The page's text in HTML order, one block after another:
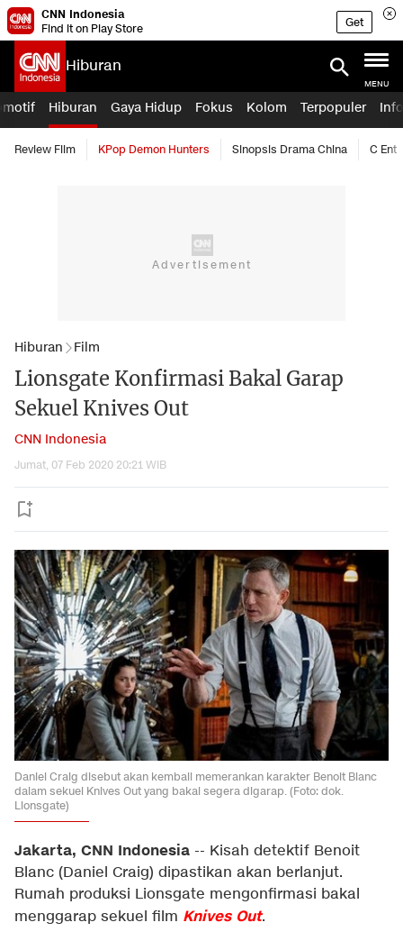
CNN Indonesia
Find it on Play Store
Get
Hiburan
MENU
Hiburan Gaya Hidup Fokus Kolom Terpopuler
Review Film KPop Demon Hunters Sinopsis Drama China C Ent
Hiburan Film
Lionsgate Konfirmasi Bakal Garap
Sekuel Knives Out
CNN Indonesia
Jumat, 07 Feb 2020 20:21 WIB
Daniel Craig disebut akan kembali memerankan karakter Benoit Blanc
dalam sekuel Knives Out yang bakal segera digarap. (Foto: dok.
Lionsgate)
Jakarta, CNN Indonesia -- Kisah detektif Benoit
Blanc (Daniel Craig) dipastikan akan berlanjut.
Rumah produksi Lionsgate mengonfirmasi bakal
menggarap sekuel film Knives Out.